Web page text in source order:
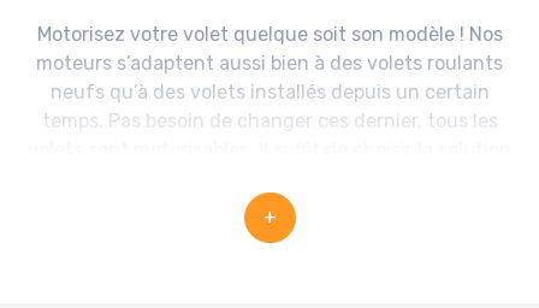
Motorisez votre volet quelque soit son modèle ! Nos
moteurs s’adaptent aussi bien à des volets roulants
neufs qu’à des volets installés depuis un certain
temps. Pas besoin de changer ces dernier, tous les
dans le mécanisme d’enroulement ce qui ne nécessite
pas de travaux majeurs. Ainsi vous obtiendrez un gain
+